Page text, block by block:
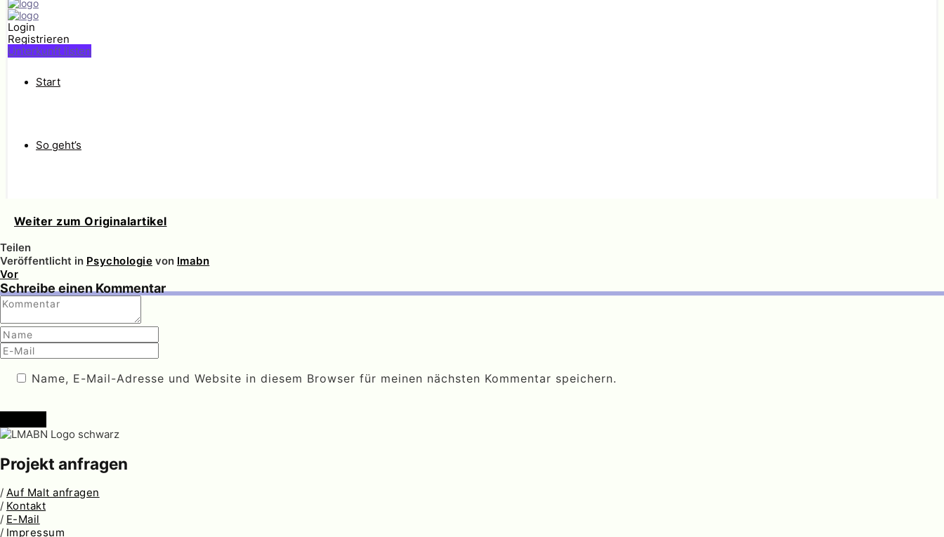
Weiter zum Originalartikel
Teilen
Veröffentlicht in Psychologievon lmabn
Vor
Schreibe einen Kommentar
Name, E-Mail-Adresse und Website in diesem Browser für meinen nächsten Kommentar speichern.
Projekt anfragen
/ Auf Malt anfragen
/ Kontakt
/ E-Mail
/ Impressum